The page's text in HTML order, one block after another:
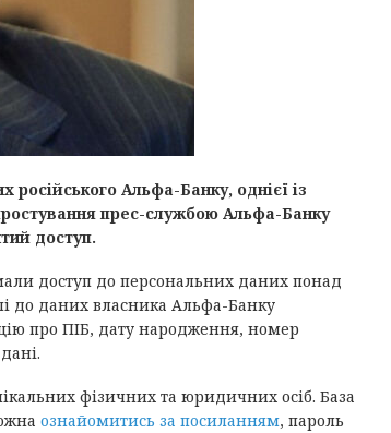
Альфа-Банку, однієї із
прес-службою Альфа-Банку
доступ.
доступ до персональних даних понад
до даних власника Альфа-Банку
про ПІБ, дату народження, номер
фізичних та юридичних осіб. База
ознайомитись за посиланням, пароль